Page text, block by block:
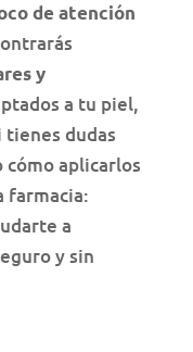
de atención
y
a tu piel,
tienes dudas
aplicarlos
farmacia:
a
y sin